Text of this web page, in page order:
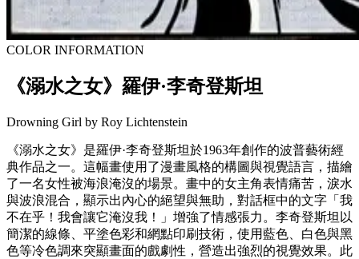
COLOR INFORMATION
《溺水之女》羅伊·李奇登斯坦
Drowning Girl by Roy Lichtenstein
《溺水之女》是羅伊·李奇登斯坦於1963年創作的波普藝術經
典作品之一。這幅畫使用了漫畫風格的構圖與視覺語言，描繪
了一名女性被海浪淹沒的場景。畫中的女主角表情痛苦，淚水
與波浪混合，顯示出內心的絕望與無助，對話框中的文字「我
不在乎！我會讓它淹沒我！」增強了情感張力。李奇登斯坦以
簡潔的線條、平塗色彩和網點印刷技術，使用藍色、白色與黑
色等冷色調來突顯畫面的戲劇性，營造出強烈的視覺效果。此